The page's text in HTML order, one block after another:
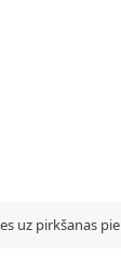
uz pirkšanas